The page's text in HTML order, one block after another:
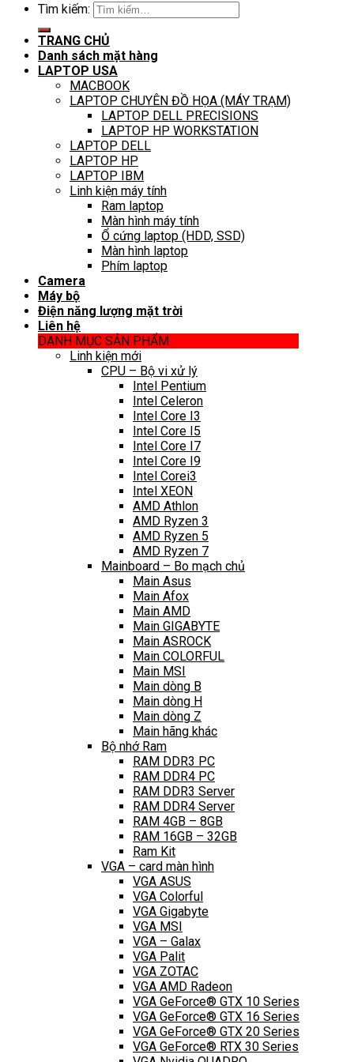
Tìm kiếm:
TRANG CHỦ
Danh sách mặt hàng
LAPTOP USA
MACBOOK
LAPTOP CHUYÊN ĐỒ HỌA (MÁY TRẠM)
LAPTOP DELL PRECISIONS
LAPTOP HP WORKSTATION
LAPTOP DELL
LAPTOP HP
LAPTOP IBM
Linh kiện máy tính
Ram laptop
Màn hình máy tính
Ổ cứng laptop (HDD, SSD)
Màn hình laptop
Phím laptop
Camera
Máy bộ
Điện năng lượng mặt trời
Liên hệ
DANH MỤC SẢN PHẨM
Linh kiện mới
CPU – Bộ vi xử lý
Intel Pentium
Intel Celeron
Intel Core I3
Intel Core I5
Intel Core I7
Intel Core I9
Intel Corei3
Intel XEON
AMD Athlon
AMD Ryzen 3
AMD Ryzen 5
AMD Ryzen 7
Mainboard – Bo mạch chủ
Main Asus
Main Afox
Main AMD
Main GIGABYTE
Main ASROCK
Main COLORFUL
Main MSI
Main dòng B
Main dòng H
Main dòng Z
Main hãng khác
Bộ nhớ Ram
RAM DDR3 PC
RAM DDR4 PC
RAM DDR3 Server
RAM DDR4 Server
RAM 4GB – 8GB
RAM 16GB – 32GB
Ram Kit
VGA – card màn hình
VGA ASUS
VGA Colorful
VGA Gigabyte
VGA MSI
VGA – Galax
VGA Palit
VGA ZOTAC
VGA AMD Radeon
VGA GeForce® GTX 10 Series
VGA GeForce® GTX 16 Series
VGA GeForce® GTX 20 Series
VGA GeForce® RTX 30 Series